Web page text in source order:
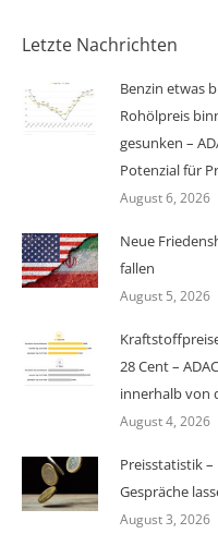
Letzte Nachrichten
Benzin etwas
Rohölpreis
gesunken –
Potenzial für
August 6, 2026
Neue
fallen
August 5, 2026
28 Cent –
innerhalb von
August 4, 2026
Preisstatistik
Gespräche
August 3, 2026